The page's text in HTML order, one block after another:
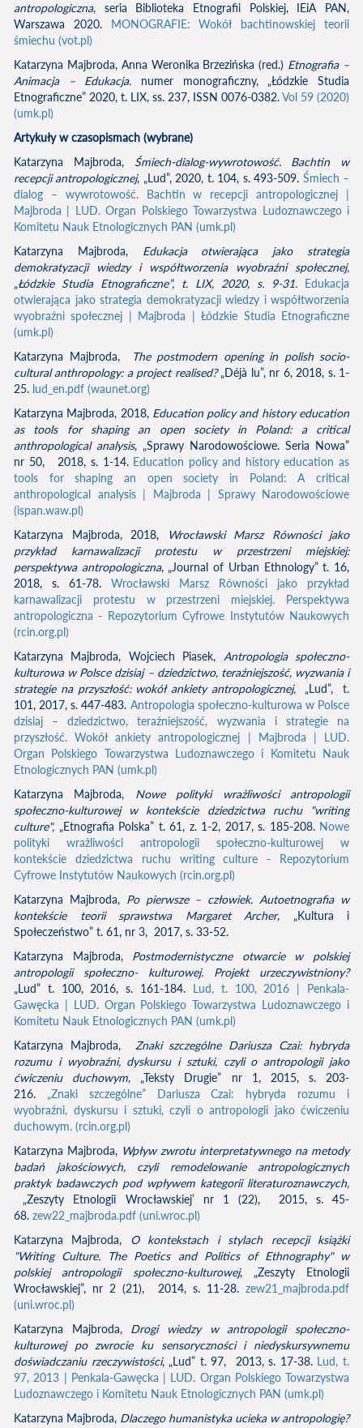
antropologiczna, seria Biblioteka Etnografii Polskiej, IEiA PAN,
Warszawa 2020. MONOGRAFIE: Wokół bachtinowskiej teorii
śmiechu (vot.pl)
Katarzyna Majbroda, Anna Weronika Brzezińska (red.) Etnografia –
Animacja – Edukacja. numer monograficzny, „Łódzkie Studia
Etnograficzne” 2020, t. LIX, ss. 237, ISSN 0076-0382.Vol 59 (2020)
(umk.pl)
Artykuły w czasopismach (wybrane)
Katarzyna Majbroda, Śmiech-dialog-wywrotowość. Bachtin w
recepcji antropologicznej, „Lud”, 2020, t. 104, s. 493-509. Śmiech –
dialog – wywrotowość. Bachtin w recepcji antropologicznej |
Majbroda | LUD. Organ Polskiego Towarzystwa Ludoznawczego i
Komitetu Nauk Etnologicznych PAN (umk.pl)
Katarzyna Majbroda, Edukacja otwierająca jako strategia
demokratyzacji wiedzy i współtworzenia wyobraźni społecznej,
„Łódzkie Studia Etnograficzne”, t. LIX, 2020, s. 9-31. Edukacja
otwierająca jako strategia demokratyzacji wiedzy i współtworzenia
wyobraźni społecznej | Majbroda | Łódzkie Studia Etnograficzne
(umk.pl)
Katarzyna Majbroda,
The postmodern opening in polish socio-
cultural anthropology: a project realised?„Déjà lu”, nr 6, 2018, s. 1-
25. lud_en.pdf (waunet.org)
Katarzyna Majbroda, 2018, Education policy and history education
as tools for shaping an open society in Poland: a critical
anthropological analysis, „Sprawy Narodowościowe. Seria Nowa”
nr 50, 2018, s. 1-14. Education policy and history education as
tools for shaping an open society in Poland: A critical
anthropological analysis | Majbroda | Sprawy Narodowościowe
(ispan.waw.pl)
Katarzyna Majbroda, 2018,
Wrocławski Marsz Równości jako
przykład karnawalizacji protestu w przestrzeni miejskiej:
perspektywa antropologiczna, „Journal of Urban Ethnology” t. 16,
2018, s. 61-78. Wrocławski Marsz Równości jako przykład
karnawalizacji protestu w przestrzeni miejskiej. Perspektywa
antropologiczna - Repozytorium Cyfrowe Instytutów Naukowych
(rcin.org.pl)
Katarzyna Majbroda, Wojciech Piasek, Antropologia społeczno-
kulturowa w Polsce dzisiaj – dziedzictwo, teraźniejszość, wyzwania i
strategie na przyszłość: wokół ankiety antropologicznej,
„Lud”, t.
101, 2017, s. 447-483. Antropologia społeczno-kulturowa w Polsce
dzisiaj – dziedzictwo, teraźniejszość, wyzwania i strategie na
przyszłość. Wokół ankiety antropologicznej | Majbroda | LUD.
Organ Polskiego Towarzystwa Ludoznawczego i Komitetu Nauk
Etnologicznych PAN (umk.pl)
Katarzyna Majbroda, Nowe polityki wrażliwości antropologii
społeczno-kulturowej w kontekście dziedzictwa ruchu "writing
culture", „Etnografia Polska” t. 61, z. 1-2, 2017, s. 185-208. Nowe
polityki wrażliwości antropologii społeczno-kulturowej w
kontekście dziedzictwa ruchu writing culture - Repozytorium
Cyfrowe Instytutów Naukowych (rcin.org.pl)
Katarzyna Majbroda, Po pierwsze – człowiek. Autoetnografia w
kontekście teorii sprawstwa Margaret Archer, „Kultura i
Społeczeństwo” t. 61, nr 3, 2017, s. 33-52.
Katarzyna Majbroda, Postmodernistyczne otwarcie w polskiej
antropologii społeczno- kulturowej. Projekt urzeczywistniony?
„Lud” t. 100, 2016, s. 161-184. Lud, t. 100, 2016 | Penkala-
Gawęcka | LUD. Organ Polskiego Towarzystwa Ludoznawczego i
Komitetu Nauk Etnologicznych PAN (umk.pl)
Katarzyna Majbroda, Znaki szczególne Dariusza Czai: hybryda
rozumu i wyobraźni, dyskursu i sztuki, czyli o antropologii jako
ćwiczeniu duchowym, „Teksty Drugie” nr 1, 2015, s. 203-
216. „Znaki szczególne” Dariusza Czai: hybryda rozumu i
wyobraźni, dyskursu i sztuki, czyli o antropologii jako ćwiczeniu
duchowym. (rcin.org.pl)
Katarzyna Majbroda, Wpływ zwrotu interpretatywnego na metody
badań jakościowych, czyli remodelowanie antropologicznych
praktyk badawczych pod wpływem kategorii literaturoznawczych,
„Zeszyty Etnologii Wrocławskiej’ nr 1 (22), 2015, s. 45-
68. zew22_majbroda.pdf (uni.wroc.pl)
Katarzyna Majbroda, O kontekstach i stylach recepcji książki
"Writing Culture. The Poetics and Politics of Ethnography" w
polskiej antropologii społeczno-kulturowej, „Zeszyty Etnologii
Wrocławskiej”, nr 2 (21), 2014, s. 11-28. zew21_majbroda.pdf
(uni.wroc.pl)
Katarzyna Majbroda, Drogi wiedzy w antropologii społeczno-
kulturowej po zwrocie ku sensoryczności i niedyskursywnemu
doświadczaniu rzeczywistości, „Lud” t. 97, 2013, s. 17-38. Lud, t.
97, 2013 | Penkala-Gawęcka | LUD. Organ Polskiego Towarzystwa
Ludoznawczego i Komitetu Nauk Etnologicznych PAN (umk.pl)
Katarzyna Majbroda, Dlaczego humanistyka ucieka w antropologię?